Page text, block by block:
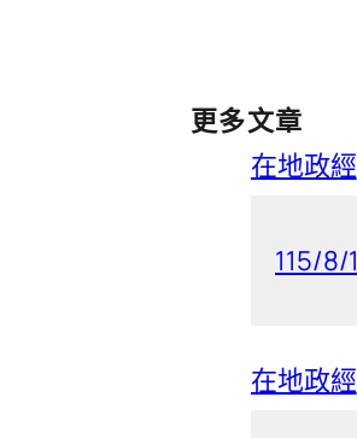
更多文章
在地政經
115/
在地政經